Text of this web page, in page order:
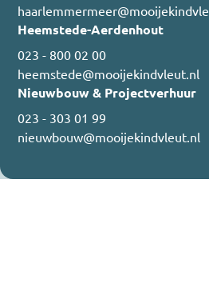
Heemstede-Aerdenhout
023 - 800 02 00
heemstede@mooijekindvleut.nl
Nieuwbouw & Projectverhuur
023 - 303 01 99
nieuwbouw@mooijekindvleut.nl